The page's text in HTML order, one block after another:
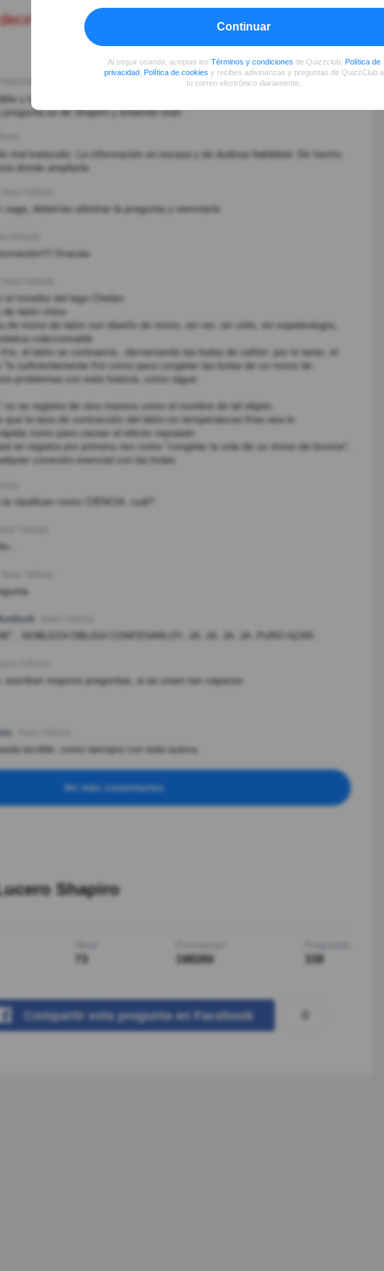
y tan exigua que no queda otra le creeremos al escritor.
pregunta es de Shapiro y entiendo todo
mal traducido. La información es escasa y de dudosa fiabilidad. De hecho,
donde ampliarla.
vaga, deberían eliminar la pregunta y reenviarla
Gracias
el mirador del lago Chelan
de latón chino
de mono de latón con diseño de mono, sin ver, sin oído, sin espeleología,
coleccionable
frío, el latón se contraería , derramando las balas de cañón: por lo tanto, el
"lo suficientemente frío como para congelar las bolas de un mono de
problemas con esta historia, como sigue:
no se registra de otra manera como el nombre de tal objeto
que la tasa de contracción del latón en temperaturas frías sea lo
como para causar el efecto reputado
se registra por primera vez como "congelar la cola de un mono de bronce",
conexión esencial con las bolas.
la clasifican como CIENCIA, cuál?
, NOBLEZA OBLIGA CONFESARLO!!, JA, JA, JA, JA..PURO AZAR..
escriban mejores preguntas, si se creen tan capaces
terrible, como siempre con esta autora.
Ver más comentarios
Shapiro
198260 339
Compartir esta preguntaen Facebook
Continuar
Al seguir usando, aceptas los Términos y condiciones de Quizzclub, Política de
privacidad, Política de cookies y recibes adivinanzas y preguntas de QuizzClub a
tu correo electrónico diariamente.